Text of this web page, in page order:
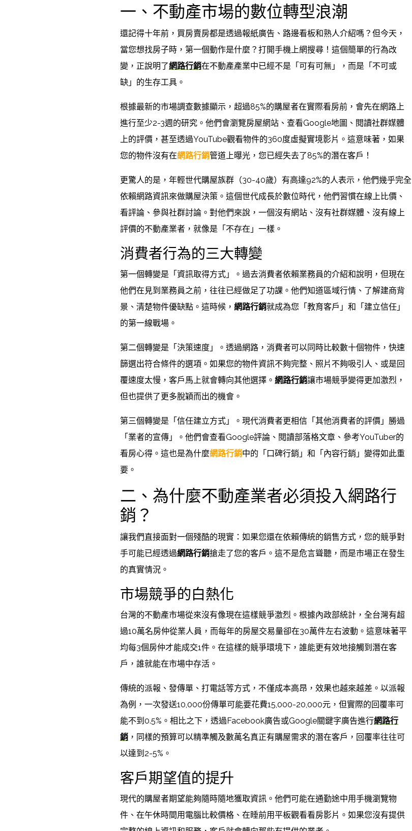
一、不動產市場的數位轉型浪潮
還記得十年前，買房賣房都是透過報紙廣告、路邊看板和熟人介紹嗎？但今天，
當您想找房子時，第一個動作是什麼？打開手機上網搜尋！這個簡單的行為改
變，正說明了網路行銷在不動產產業中已經不是「可有可無」，而是「不可或
缺」的生存工具。
根據最新的市場調查數據顯示，超過85%的購屋者在實際看房前，會先在網路上
進行至少2-3週的研究。他們會瀏覽房屋網站、查看Google地圖、閱讀社群媒體
上的評價，甚至透過YouTube觀看物件的360度虛擬實境影片。這意味著，如果
您的物件沒有在網路行銷管道上曝光，您已經失去了85%的潛在客戶！
更驚人的是，年輕世代購屋族群（30-40歲）有高達92%的人表示，他們幾乎完全
依賴網路資訊來做購屋決策。這個世代成長於數位時代，他們習慣在線上比價、
看評論、參與社群討論。對他們來說，一個沒有網站、沒有社群媒體、沒有線上
評價的不動產業者，就像是「不存在」一樣。
消費者行為的三大轉變
第一個轉變是「資訊取得方式」。過去消費者依賴業務員的介紹和說明，但現在
他們在見到業務員之前，往往已經做足了功課。他們知道區域行情、了解建商背
景、清楚物件優缺點。這時候， 網路行銷就成為您「教育客戶」和「建立信任」
的第一線戰場。
第二個轉變是「決策速度」。透過網路，消費者可以同時比較數十個物件，快速
篩選出符合條件的選項。如果您的物件資訊不夠完整、照片不夠吸引人、或是回
覆速度太慢，客戶馬上就會轉向其他選擇。 網路行銷讓市場競爭變得更加激烈，
但也提供了更多脫穎而出的機會。
第三個轉變是「信任建立方式」。現代消費者更相信「其他消費者的評價」勝過
「業者的宣傳」。他們會查看Google評論、閱讀部落格文章、參考YouTuber的
看房心得。這也是為什麼網路行銷中的「口碑行銷」和「內容行銷」變得如此重
要。
二、為什麼不動產業者必須投入網路行
銷？
讓我們直接面對一個殘酷的現實：如果您還在依賴傳統的銷售方式，您的競爭對
手可能已經透過網路行銷搶走了您的客戶。這不是危言聳聽，而是市場正在發生
的真實情況。
市場競爭的白熱化
台灣的不動產市場從來沒有像現在這樣競爭激烈。根據內政部統計，全台灣有超
過10萬名房仲從業人員，而每年的房屋交易量卻在30萬件左右波動。這意味著平
均每3個房仲才能成交1件。在這樣的競爭環境下，誰能更有效地接觸到潛在客
戶，誰就能在市場中存活。
傳統的派報、發傳單、打電話等方式，不僅成本高昂，效果也越來越差。以派報
為例，一次發送10,000份傳單可能要花費15,000-20,000元，但實際的回覆率可
能不到0.5%。相比之下，透過Facebook廣告或Google關鍵字廣告進行網路行
銷 ，同樣的預算可以精準觸及數萬名真正有購屋需求的潛在客戶，回覆率往往可
以達到2-5%。
客戶期望值的提升
現代的購屋者期望能夠隨時隨地獲取資訊。他們可能在通勤途中用手機瀏覽物
件、在午休時間用電腦比較價格、在睡前用平板觀看看房影片。如果您沒有提供